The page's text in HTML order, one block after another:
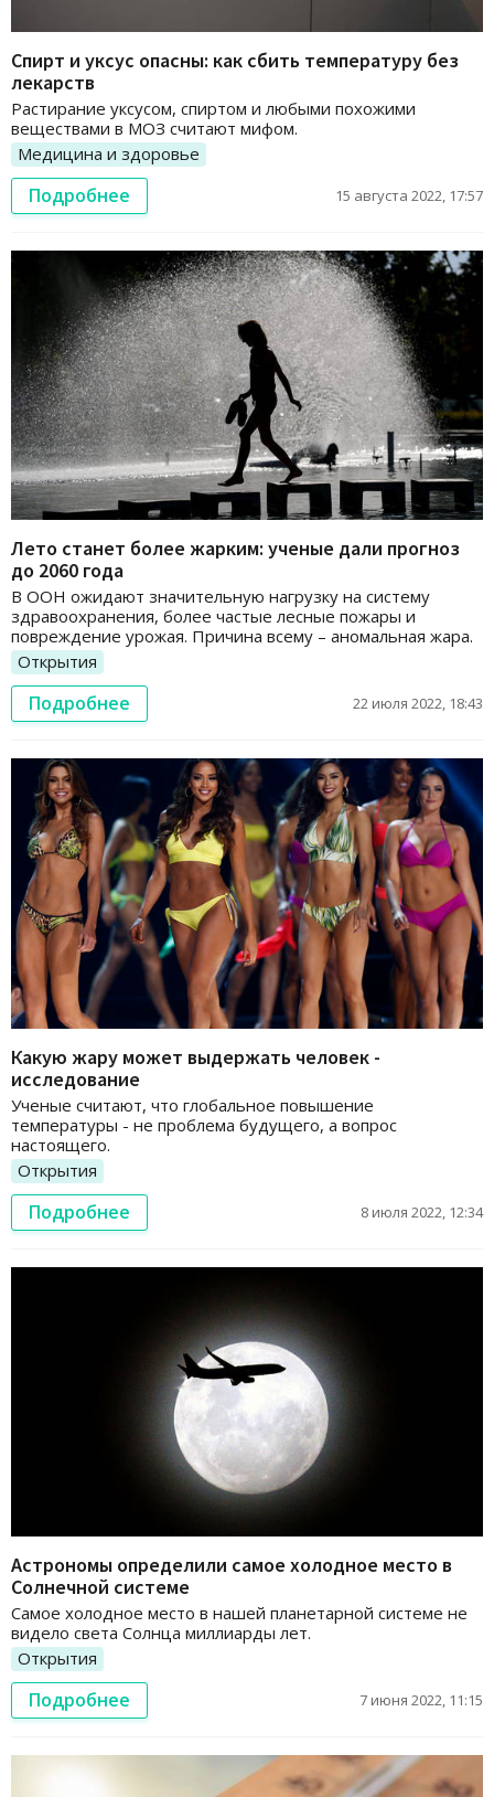
Спирт и уксус опасны: как сбить температуру без
лекарств
Растирание уксусом, спиртом и любыми похожими
веществами в МОЗ считают мифом.
Медицина и здоровье
Подробнее 15 августа 2022, 17:57
Лето станет более жарким: ученые дали прогноз
до 2060 года
В ООН ожидают значительную нагрузку на систему
здравоохранения, более частые лесные пожары и
повреждение урожая. Причина всему – аномальная жара.
Открытия
Подробнее 22 июля 2022, 18:43
Какую жару может выдержать человек -
исследование
Ученые считают, что глобальное повышение
температуры - не проблема будущего, а вопрос
настоящего.
Открытия
Подробнее 8 июля 2022, 12:34
Астрономы определили самое холодное место в
Солнечной системе
Самое холодное место в нашей планетарной системе не
видело света Солнца миллиарды лет.
Открытия
Подробнее 7 июня 2022, 11:15